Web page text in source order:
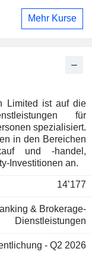
Limited ist auf die
für
spezialisiert.
in den Bereichen
und -handel,
Investitionen an.
14’177
& Brokerage-
Dienstleistungen
- Q2 2026
Mehr Kurse